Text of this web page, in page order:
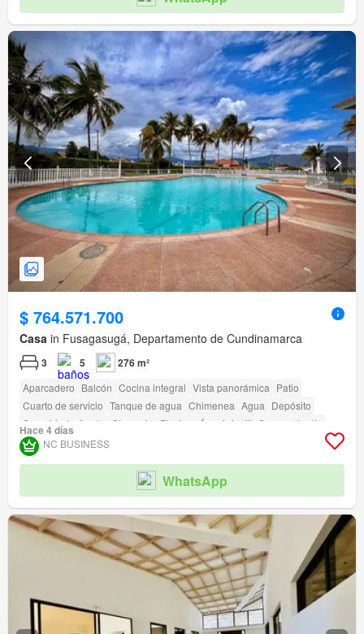
$ 764.571.700
Casa in Fusagasugá, Departamento de Cundinamarca
3 5 276 m²
Aparcadero Balcón Cocina integral Vista panorámica Patio
Cuarto de servicio Tanque de agua Chimenea Agua Depósito
Seguridad privada
Gimnasio Piscina Área infantil Sauna
Jardín
Vigilante
Barbecue
Acceso para personas con discapacidad
Hace 4 días
NC BUSINESS
WhatsApp